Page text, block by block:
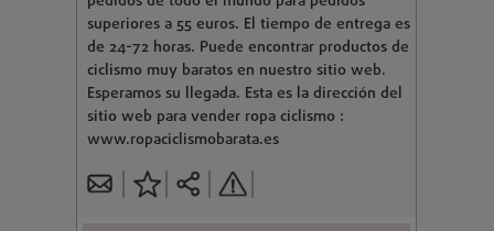
superiores a 55 euros. El tiempo de entrega es
de 24-72 horas. Puede encontrar productos de
ciclismo muy baratos en nuestro sitio web.
Esperamos su llegada. Esta es la dirección del
sitio web para vender ropa ciclismo :
www.ropaciclismobarata.es